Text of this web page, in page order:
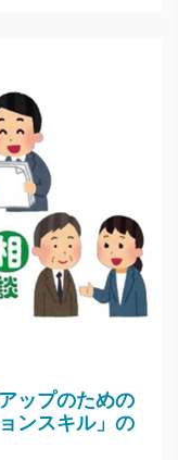
ップのための
ンスキル」の